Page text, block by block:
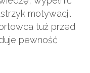
motywacji.
tuż przed
pewność